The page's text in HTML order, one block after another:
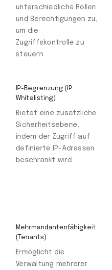
unterschiedliche Rollen
und Berechtigungen zu,
um die
Zugriffskontrolle zu
steuern
IP-Begrenzung (IP
Whitelisting)
Bietet eine zusätzliche
Sicherheitsebene,
indem der Zugriff auf
definierte IP-Adressen
beschränkt wird
Mehrmandantenfähigkeit
(Tenants)
Ermöglicht die
Verwaltung mehrerer